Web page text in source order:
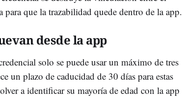
para que la trazabilidad quede dentro de la app.
desde la app
solo se puede usar un máximo de tres
un plazo de caducidad de 30 días para estas
a identificar su mayoría de edad con la app